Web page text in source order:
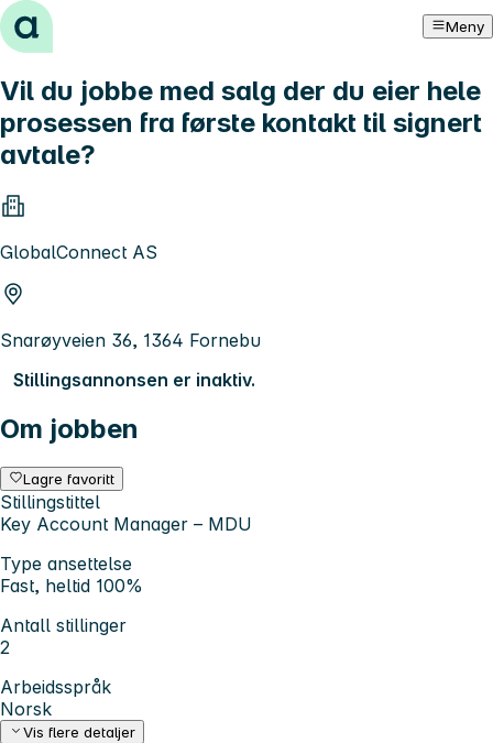
Hopp til innhold Meny
Vil du jobbe med salg der du eier hele
prosessen fra første kontakt til signert
avtale?
GlobalConnect AS
Snarøyveien 36, 1364 Fornebu
Stillingsannonsen er inaktiv.
Om jobben
Lagre favoritt
Stillingstittel
Key Account Manager – MDU
Type ansettelse
Fast, heltid 100%
Antall stillinger
2
Arbeidsspråk
Norsk
Vis flere detaljer